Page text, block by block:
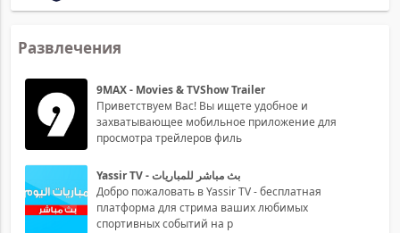
Развлечения
9MAX - Movies & TVShow Trailer
Приветствуем Вас! Вы ищете удобное и
захватывающее мобильное приложение для
просмотра трейлеров филь
Yassir TV - بث مباشر للمباريات
Добро пожаловать в Yassir TV - бесплатная
платформа для стрима ваших любимых
спортивных событий на р